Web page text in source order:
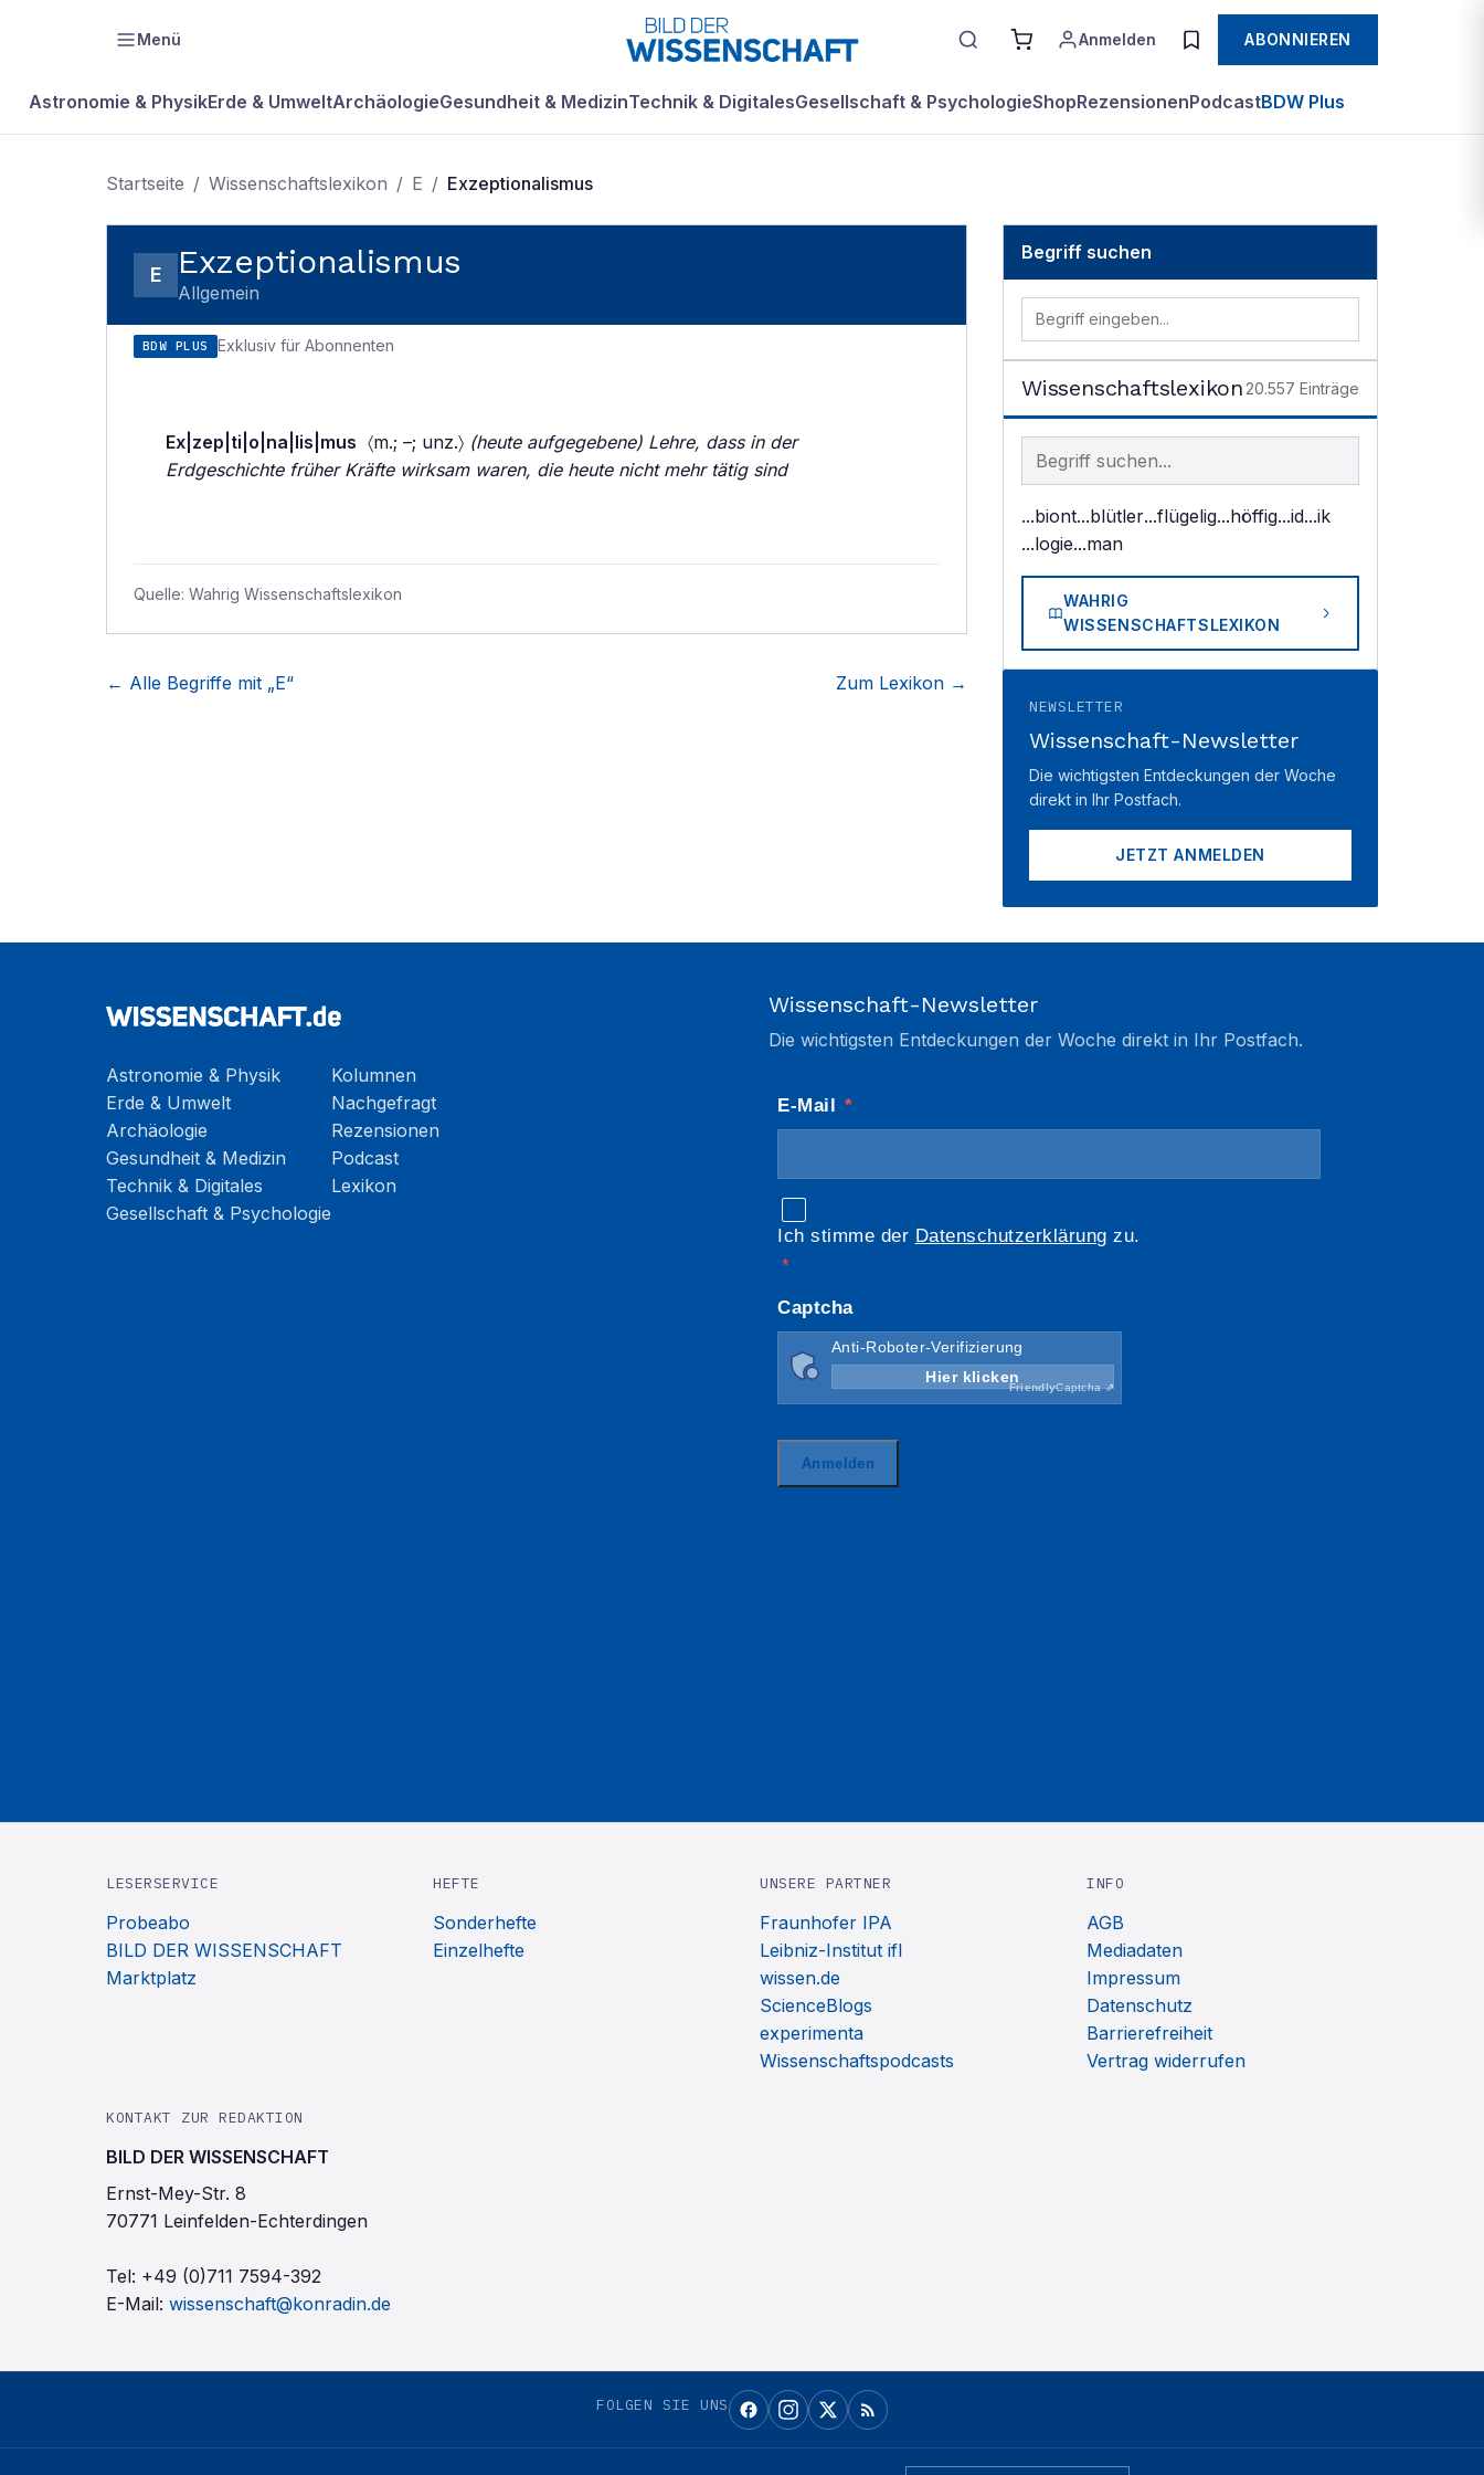
Menü Anmelden ABONNIEREN
Astronomie & PhysikErde & UmweltArchäologieGesundheit & MedizinTechnik & DigitalesGesellschaft & PsychologieShopRezensionenPodcastBDW Plus
Startseite / Wissenschaftslexikon / E / Exzeptionalismus
E Exzeptionalismus
Allgemein
BDW PLUS Exklusiv für Abonnenten
Ex|zep|ti|o|na|lis|mus 〈m.; –; unz.〉 (heute aufgegebene) Lehre, dass in der
Erdgeschichte früher Kräfte wirksam waren, die heute nicht mehr tätig sind
Quelle: Wahrig Wissenschaftslexikon
← Alle Begriffe mit „E“ Zum Lexikon →
Begriff suchen
Wissenschaftslexikon 20.557 Einträge
Begriff im Lexikon suchen
...biont...blütler...flügelig...höffig...id...ik
...logie...man
WAHRIG
WISSENSCHAFTSLEXIKON
NEWSLETTER
Wissenschaft-Newsletter
Die wichtigsten Entdeckungen der Woche
direkt in Ihr Postfach.
JETZT ANMELDEN
Astronomie & Physik
Erde & Umwelt
Archäologie
Gesundheit & Medizin
Technik & Digitales
Gesellschaft & Psychologie
Kolumnen
Nachgefragt
Rezensionen
Podcast
Lexikon
Wissenschaft-Newsletter
Die wichtigsten Entdeckungen der Woche direkt in Ihr Postfach.
LESERSERVICE
Probeabo
BILD DER WISSENSCHAFT
Marktplatz
HEFTE
Sonderhefte
Einzelhefte
UNSERE PARTNER
Fraunhofer IPA
Leibniz-Institut ifl
wissen.de
ScienceBlogs
experimenta
Wissenschaftspodcasts
INFO
AGB
Mediadaten
Impressum
Datenschutz
Barrierefreiheit
Vertrag widerrufen
KONTAKT ZUR REDAKTION
BILD DER WISSENSCHAFT
Ernst-Mey-Str. 8
70771 Leinfelden-Echterdingen
Tel: +49 (0)711 7594-392
E-Mail: wissenschaft@konradin.de
FOLGEN SIE UNS